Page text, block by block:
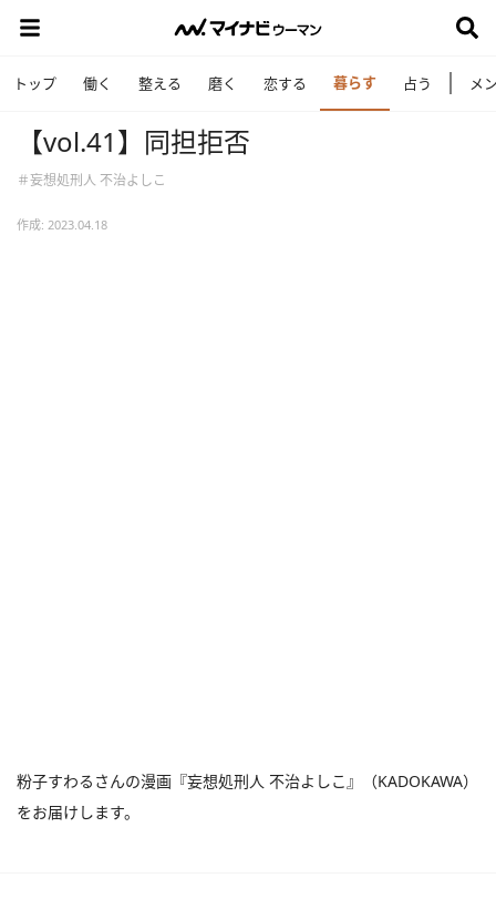
トップ 働く 整える 磨く 恋する 暮らす 占う メ
【vol.41】同担拒否
＃妄想処刑人 不治よしこ
作成: 2023.04.18
粉子すわるさんの漫画『妄想処刑人 不治よしこ』（KADOKAWA）
をお届けします。